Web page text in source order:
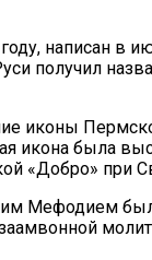
написан в
получил
иконы
икона была
«Добро»
Мефодием